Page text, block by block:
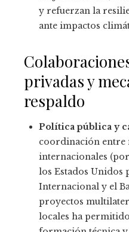
y refuerzan la
ante impactos
privadas y
respaldo
Política pública y
coordinación entre
internacionales
los Estados Unidos
Internacional y el
proyectos
locales ha